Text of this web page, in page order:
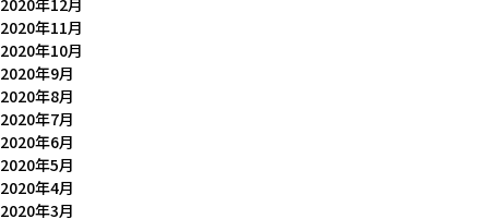
2020年12月
2020年11月
2020年10月
2020年9月
2020年8月
2020年7月
2020年6月
2020年5月
2020年4月
2020年3月